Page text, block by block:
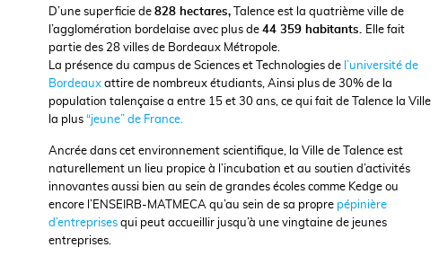
D’une superficie de828 hectares, Talence est la quatrième ville de
l’agglomération bordelaise avec plus de44 359 habitants. Elle fait
partie des 28 villes de Bordeaux Métropole.
La présence du campus de Sciences et Technologies de l’université de
Bordeaux attire de nombreux étudiants, Ainsi plus de 30% de la
population talençaise a entre 15 et 30 ans, ce qui fait de Talence la Ville
la plus“jeune” de France.
Ancrée dans cet environnement scientifique, la Ville de Talence est
naturellement un lieu propice à l’incubation et au soutien d’activités
innovantes aussi bien au sein de grandes écoles comme Kedge ou
encore l’ENSEIRB-MATMECA qu’au sein de sa propre pépinière
d’entreprises qui peut accueillir jusqu’à une vingtaine de jeunes
entreprises.